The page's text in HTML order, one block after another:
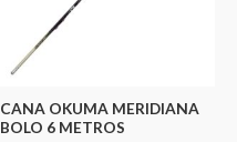
CANA OKUMA MERIDIANA
BOLO 6 METROS